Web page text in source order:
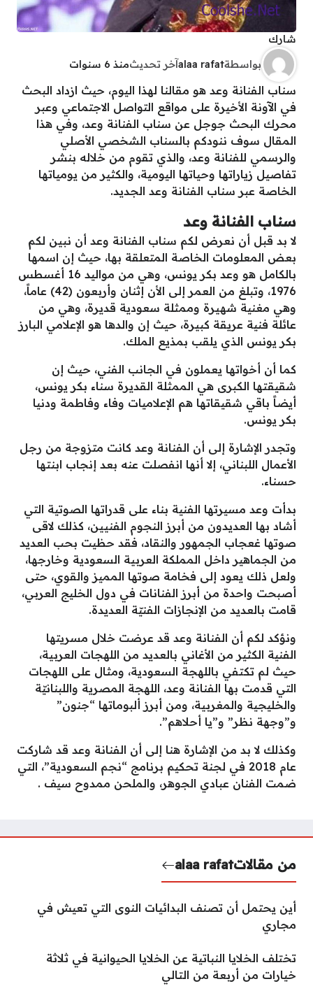
شارك
بواسطةalaa rafatآخر تحديثمنذ 6 سنوات
سناب الفنانة وعد هو مقالنا لهذا اليوم، حيث ازداد البحث
في الآونة الأخيرة على مواقع التواصل الاجتماعي وعبر
محرك البحث جوجل عن سناب الفنانة وعد، وفي هذا
المقال سوف ننودكم بالسناب الشخصي الأصلي
والرسمي للفنانة وعد، والذي تقوم من خلاله بنشر
تفاصيل زياراتها وحياتها اليومية، والكثير من يومياتها
الخاصة عبر سناب الفنانة وعد الجديد.
سناب الفنانة وعد
لا بد قبل أن نعرض لكم سناب الفنانة وعد أن نبين لكم
بعض المعلومات الخاصة المتعلقة بها، حيث إن اسمها
بالكامل هو وعد بكر يونس، وهي من مواليد 16 أغسطس
1976، وتبلغ من العمر إلى الأن إثنان وأربعون (42) عاماً،
وهي مغنية شهيرة وممثلة سعودية قديرة، وهي من
عائلة فنية عريقة كبيرة، حيث إن والدها هو الإعلامي البارز
بكر يونس الذي يلقب بمذيع الملك.
كما أن أخواتها يعملون في الجانب الفني، حيث إن
شقيقتها الكبرى هي الممثلة القديرة سناء بكر يونس،
أيضاً باقي شقيقاتها هم الإعلاميات وفاء وفاطمة ودنيا
بكر يونس.
وتجدر الإشارة إلى أن الفنانة وعد كانت متزوجة من رجل
الأعمال اللبناني، إلا أنها انفصلت عنه بعد إنجاب ابنتها
حسناء.
بدأت وعد مسيرتها الفنية بناء على قدراتها الصوتية التي
أشاد بها العديدون من أبرز النجوم الفنيين، كذلك لاقى
صوتها غعجاب الجمهور والنقاد، فقد حظيت بحب العديد
من الجماهير داخل المملكة العربية السعودية وخارجها،
ولعل ذلك يعود إلى فخامة صوتها المميز والقوي، حتى
أصبحت واحدة من أبرز الفنانات في دول الخليج العربي،
قامت بالعديد من الإنجازات الفنيّة العديدة.
ونؤكد لكم أن الفنانة وعد قد عرضت خلال مسريتها
الفنية الكثير من الأغاني بالعديد من اللهجات العربية،
حيث لم تكتفي باللهجة السعودية، ومثال على اللهجات
التي قدمت بها الفنانة وعد، اللهجة المصرية واللبنانيّة
والخليجية والمغربية، ومن أبرز ألبوماتها “جنون”
و”وجهة نظر” و”يا أحلاهم”.
وكذلك لا بد من الإشارة هنا إلى أن الفنانة وعد قد شاركت
عام 2018 في لجنة تحكيم برنامج “نجم السعودية”، التي
ضمت الفنان عبادي الجوهر، والملحن ممدوح سيف .
من مقالاتalaa rafat
أين يحتمل أن تصنف البدائيات النوى التي تعيش في
مجاري
تختلف الخلايا النباتية عن الخلايا الحيوانية في ثلاثة
خيارات من أربعة من التالي